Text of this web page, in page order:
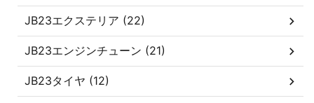
JB23エクステリア (22)
JB23エンジンチューン (21)
JB23タイヤ (12)